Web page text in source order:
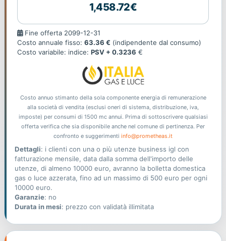
1,458.72€
Fine
offerta
Fine offerta 2099-12-31
Costo annuale fisso: 63.36 € (indipendente dal consumo)
Costo variabile: indice: PSV + 0.3236 €
Costo annuo stimanto della sola componente energia di remunerazione
alla società di vendita (esclusi oneri di sistema, distribuzione, iva,
imposte) per consumi di 1500 mc annui. Prima di sottoscrivere qualsiasi
offerta verifica che sia disponibile anche nel comune di pertinenza. Per
confronto e suggerimenti info@prometheas.it
Dettagli: i clienti con una o più utenze business igl con
fatturazione mensile, data dalla somma dell'importo delle
utenze, di almeno 10000 euro, avranno la bolletta domestica
gas o luce azzerata, fino ad un massimo di 500 euro per ogni
10000 euro.
Garanzie: no
Durata in mesi: prezzo con validatà illimitata